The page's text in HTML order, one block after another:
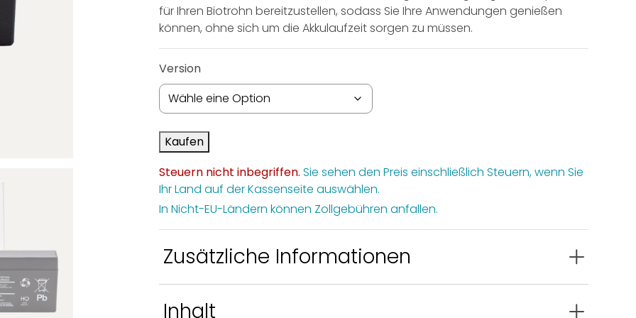
Mara® Zubehör
für Ihren Biotrohn bereitzustellen, sodass Sie Ihre Anwendungen genießen
können, ohne sich um die Akkulaufzeit sorgen zu müssen.
Version
Kaufen
Steuern nicht inbegriffen. Sie sehen den Preis einschließlich Steuern, wenn Sie
Ihr Land auf der Kassenseite auswählen.
In Nicht-EU-Ländern können Zollgebühren anfallen.
Zusätzliche Informationen
Inhalt